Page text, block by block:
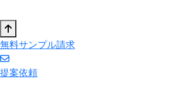
無料サンプル請求
提案依頼